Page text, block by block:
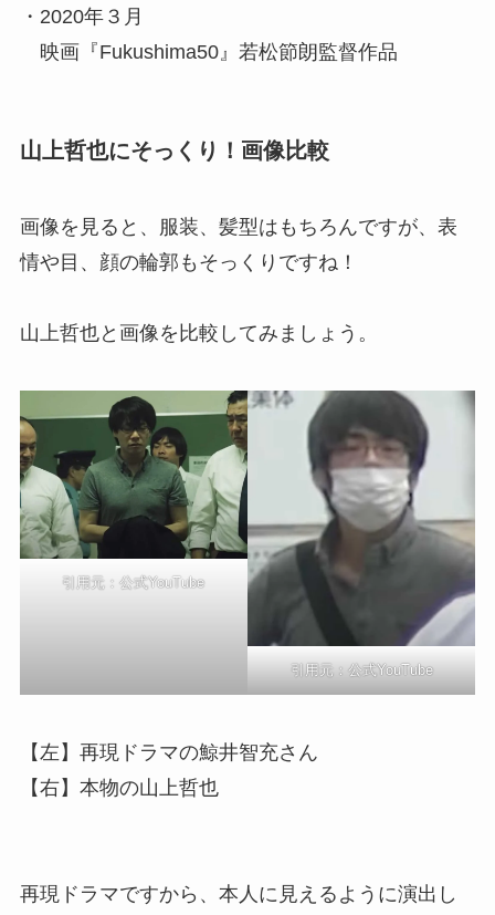
・2020年３月
映画『Fukushima50』若松節朗監督作品
山上哲也にそっくり！画像比較
画像を見ると、服装、髪型はもちろんですが、表
情や目、顔の輪郭もそっくりですね！
山上哲也と画像を比較してみましょう。
引用元：公式YouTube
引用元：公式YouTube
【左】再現ドラマの鯨井智充さん
【右】本物の山上哲也
再現ドラマですから、本人に見えるように演出し